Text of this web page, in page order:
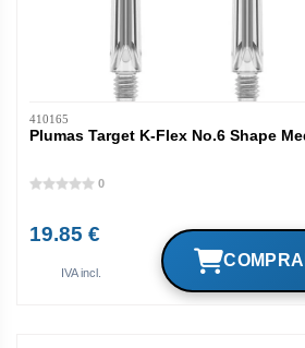
410165
Plumas Target K-Flex No.6 Shape
0
19.85 €
IVA incl.